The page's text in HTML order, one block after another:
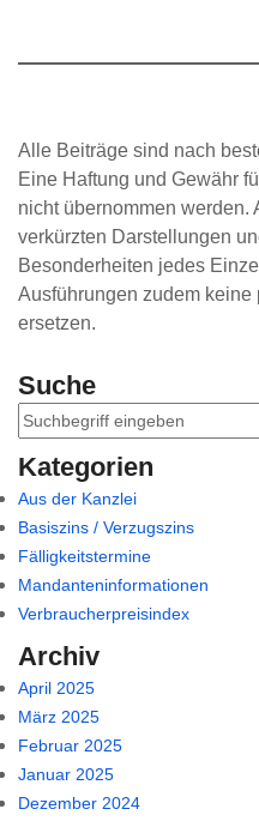
Alle Beiträge sind nach
Eine Haftung und Gewähr
nicht übernommen werden.
verkürzten Darstellungen
Besonderheiten jedes
Ausführungen zudem keine
ersetzen.
Suche
Kategorien
Aus der Kanzlei
Basiszins / Verzugszins
Fälligkeitstermine
Mandanteninformationen
Verbraucherpreisindex
Archiv
April 2025
März 2025
Februar 2025
Januar 2025
Dezember 2024